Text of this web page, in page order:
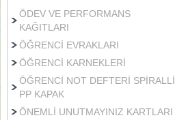
ÖDEV VE PERFORMANS
KAĞITLARI
ÖĞRENCİ EVRAKLARI
ÖĞRENCİ KARNEKLERİ
ÖĞRENCİ NOT DEFTERİ SPİRALLİ
PP KAPAK
ÖNEMLİ UNUTMAYINIZ KARTLARI